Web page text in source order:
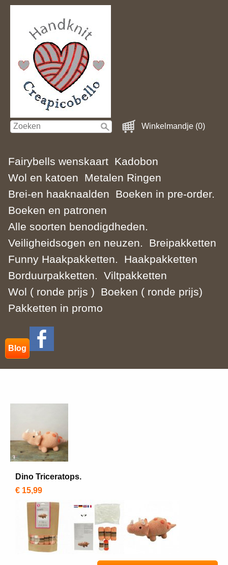
Winkelmandje (0)
Fairybells wenskaart Kadobon
Wol en katoen
Metalen Ringen
Brei-en haaknaalden
Boeken in pre-order.
Boeken en patronen
Alle soorten benodigdheden.
Veiligheidsogen en neuzen.
Breipakketten
Funny Haakpakketten.
Haakpakketten
Borduurpakketten.
Viltpakketten
Wol ( ronde prijs )
Boeken ( ronde prijs)
Pakketten in promo
Blog
Dino Triceratops.
€ 15,99